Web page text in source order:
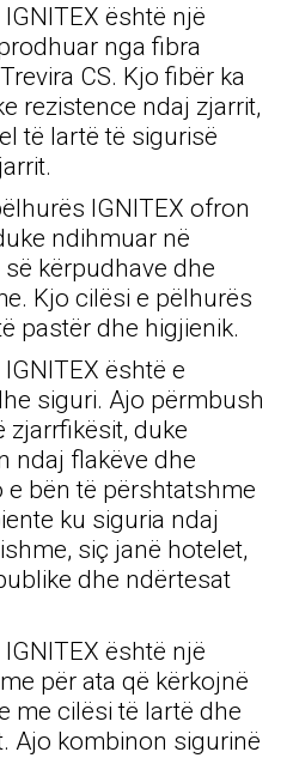
është një
nga fibra
CS. Kjo fibër ka
rezistence ndaj zjarrit,
të lartë të sigurisë
IGNITEX ofron
ndihmuar në
kërpudhave dhe
Kjo cilësi e pëlhurës
pastër dhe higjienik.
është e
siguri. Ajo përmbush
zjarrfikësit, duke
ndaj flakëve dhe
e bën të përshtatshme
ku siguria ndaj
siç janë hotelet,
dhe ndërtesat
është një
për ata që kërkojnë
me cilësi të lartë dhe
Ajo kombinon sigurinë